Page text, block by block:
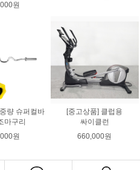
원
량 슈퍼컬바
마구리
원
[중고상품] 클럽용
싸이클런
660,000원